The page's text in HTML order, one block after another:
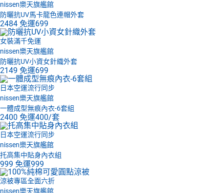
nissen樂天旗艦館
防曬抗UV馬卡龍色連帽外套
2484 免運699
女裝滿千免運
nissen樂天旗艦館
防曬抗UV小資女針織外套
2149 免運699
日本空運流行同步
nissen樂天旗艦館
一體成型無痕內衣-6套組
2400 免運400/套
日本空運流行同步
nissen樂天旗艦館
托高集中貼身內衣組
999 免運999
涼被專區全面六折
nissen樂天旗艦館